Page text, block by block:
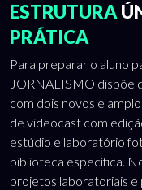
ESTRUTURA
PRÁTICA
Para preparar o aluno
JORNALISMO dispõe
com dois novos e
de videocast com
estúdio e laboratório
biblioteca específica.
projetos laboratoriais e